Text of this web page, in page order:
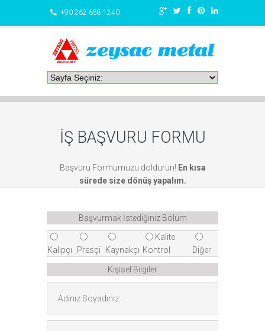
+90 262 658 1240
İŞ BAŞVURU FORMU
Başvuru Formumuzu doldurun! En kısa
sürede size dönüş yapalım.
Başvurmak İstediğiniz Bölüm
Kalıpçı Presçi Kaynakçı
Kalite
Kontrol
Diğer
Kişisel Bilgiler